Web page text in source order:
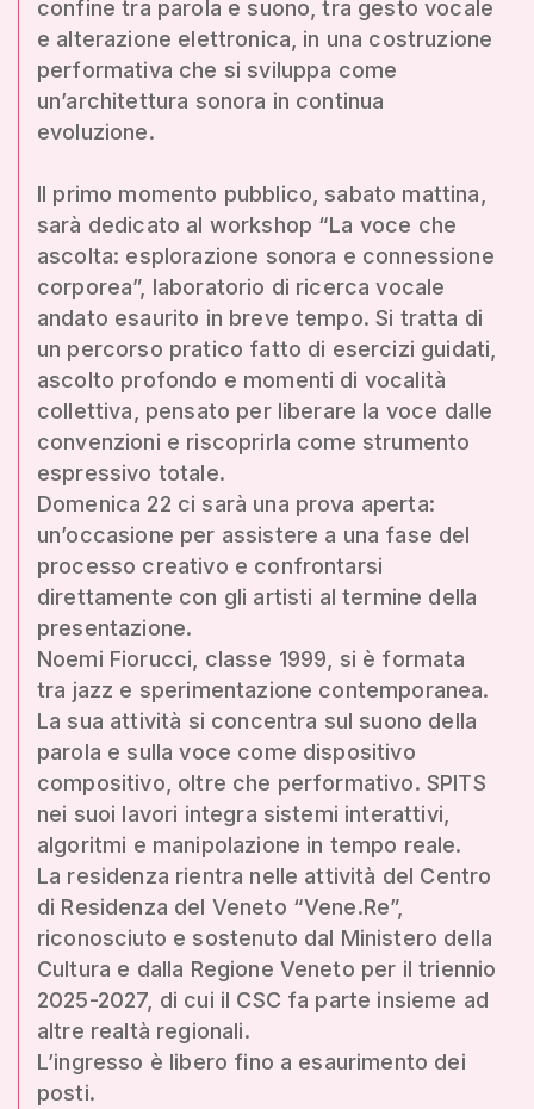
confine tra parola e suono, tra gesto vocale
e alterazione elettronica, in una costruzione
performativa che si sviluppa come
un’architettura sonora in continua
evoluzione.
Il primo momento pubblico, sabato mattina,
sarà dedicato al workshop “La voce che
ascolta: esplorazione sonora e connessione
corporea”, laboratorio di ricerca vocale
andato esaurito in breve tempo. Si tratta di
un percorso pratico fatto di esercizi guidati,
ascolto profondo e momenti di vocalità
collettiva, pensato per liberare la voce dalle
convenzioni e riscoprirla come strumento
espressivo totale.
Domenica 22 ci sarà una prova aperta:
un’occasione per assistere a una fase del
processo creativo e confrontarsi
direttamente con gli artisti al termine della
presentazione.
Noemi Fiorucci, classe 1999, si è formata
tra jazz e sperimentazione contemporanea.
La sua attività si concentra sul suono della
parola e sulla voce come dispositivo
compositivo, oltre che performativo. SPITS
nei suoi lavori integra sistemi interattivi,
algoritmi e manipolazione in tempo reale.
La residenza rientra nelle attività del Centro
di Residenza del Veneto “Vene.Re”,
riconosciuto e sostenuto dal Ministero della
Cultura e dalla Regione Veneto per il triennio
2025-2027, di cui il CSC fa parte insieme ad
altre realtà regionali.
L’ingresso è libero fino a esaurimento dei
posti.